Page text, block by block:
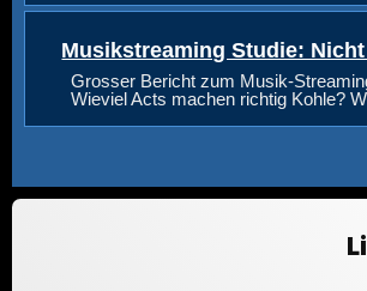
Musikstreaming Studie:
Grosser Bericht zum Musik-
Wieviel Acts machen richtig Kohle?